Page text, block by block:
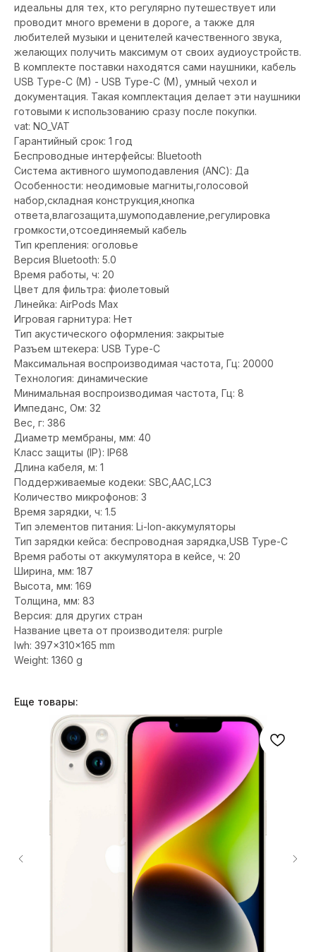
идеальны для тех, кто регулярно путешествует или
проводит много времени в дороге, а также для
любителей музыки и ценителей качественного звука,
желающих получить максимум от своих аудиоустройств.
В комплекте поставки находятся сами наушники, кабель
USB Type-C (M) - USB Type-C (M), умный чехол и
документация. Такая комплектация делает эти наушники
готовыми к использованию сразу после покупки.
vat: NO_VAT
Гарантийный срок: 1 год
Беспроводные интерфейсы: Bluetooth
Система активного шумоподавления (ANC): Да
Особенности: неодимовые магниты,голосовой
набор,складная конструкция,кнопка
ответа,влагозащита,шумоподавление,регулировка
громкости,отсоединяемый кабель
Тип крепления: оголовье
Версия Bluetooth: 5.0
Время работы, ч: 20
Цвет для фильтра: фиолетовый
Линейка: AirPods Max
Игровая гарнитура: Нет
Тип акустического оформления: закрытые
Разъем штекера: USB Type-C
Максимальная воспроизводимая частота, Гц: 20000
Технология: динамические
Минимальная воспроизводимая частота, Гц: 8
Импеданс, Ом: 32
Вес, г: 386
Диаметр мембраны, мм: 40
Класс защиты (IP): IP68
Длина кабеля, м: 1
Поддерживаемые кодеки: SBC,AAC,LC3
Количество микрофонов: 3
Время зарядки, ч: 1.5
Тип элементов питания: Li-Ion-аккумуляторы
Тип зарядки кейса: беспроводная зарядка,USB Type-C
Время работы от аккумулятора в кейсе, ч: 20
Ширина, мм: 187
Высота, мм: 169
Толщина, мм: 83
Версия: для других стран
Название цвета от производителя: purple
lwh: 397x310x165 mm
Weight: 1360 g
Еще товары: